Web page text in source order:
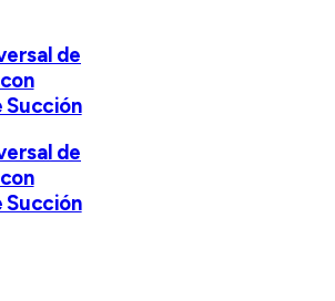
de
Succión
de
Succión